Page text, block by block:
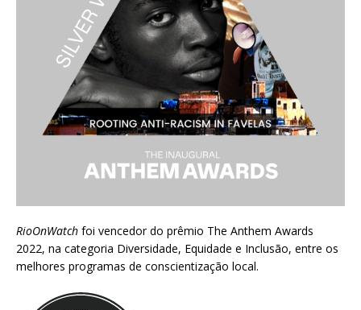
RioOnWatch foi vencedor do prêmio The Anthem Awards
2022, na categoria Diversidade, Equidade e Inclusão, entre os
melhores programas de conscientização local.